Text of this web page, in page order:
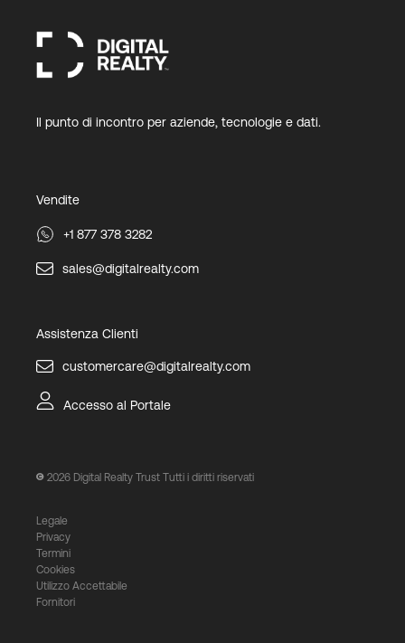
Il punto di incontro per aziende, tecnologie e dati.
Vendite
+1 877 378 3282
sales@digitalrealty.com
Assistenza Clienti
customercare@digitalrealty.com
Accesso al Portale
2026 Digital Realty Trust Tutti i diritti riservati
Legale
Privacy
Termini
Cookies
Utilizzo Accettabile
Fornitori